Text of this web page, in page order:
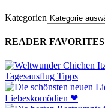
Kategorien
READER FAVORITES